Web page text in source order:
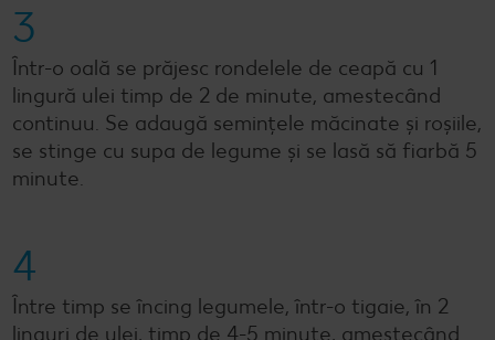
3
Într-o oală se prăjesc rondelele de ceapă cu 1
lingură ulei timp de 2 de minute, amestecând
continuu. Se adaugă semințele măcinate și roșiile,
se stinge cu supa de legume și se lasă să fiarbă 5
minute.
4
Între timp se încing legumele, într-o tigaie, în 2
linguri de ulei, timp de 4-5 minute, amestecând